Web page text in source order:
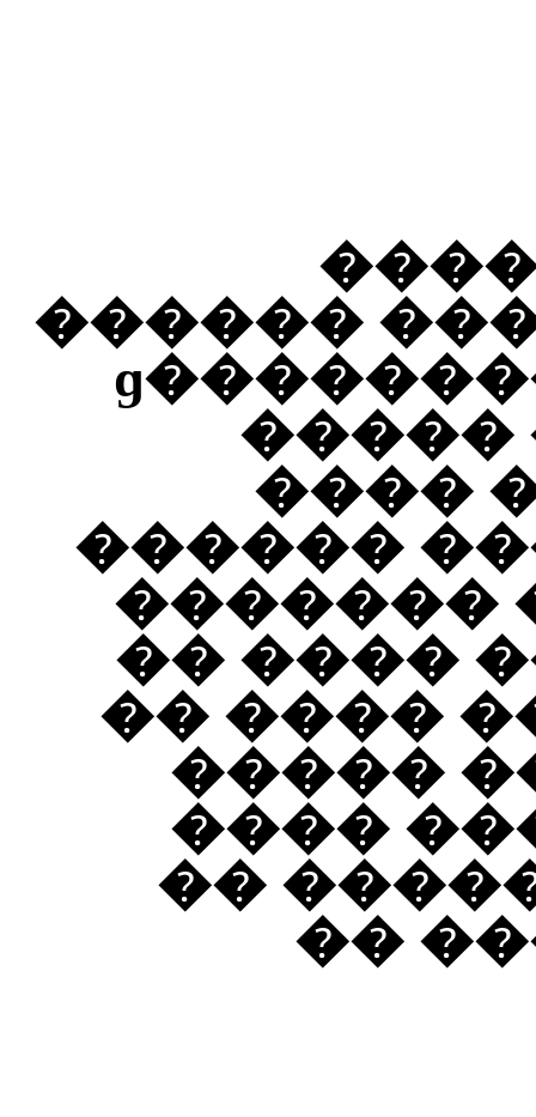
�������
�������� �� ��������ɡ
�����
����
������
�������
�� ����
�� ����
�����
����
����� ������ ����ǡ ��